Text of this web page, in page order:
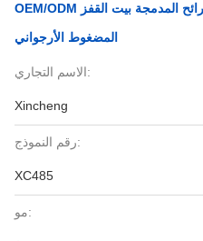
OEM/ODM منزل القفز المضغوط مع الشرائح المدمجة بيت القفز
المضغوط الأرجواني
الاسم التجاري:
Xincheng
رقم النموذج:
XC485
مو: